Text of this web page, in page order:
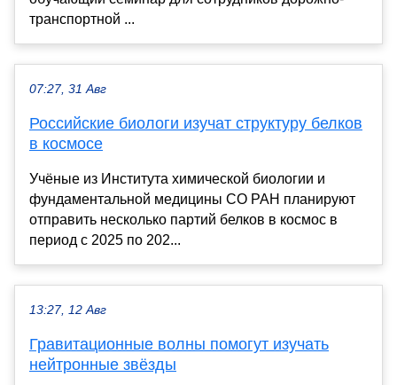
транспортной ...
07:27, 31 Авг
Российские биологи изучат структуру белков
в космосе
Учёные из Института химической биологии и
фундаментальной медицины СО РАН планируют
отправить несколько партий белков в космос в
период с 2025 по 202...
13:27, 12 Авг
Гравитационные волны помогут изучать
нейтронные звёзды